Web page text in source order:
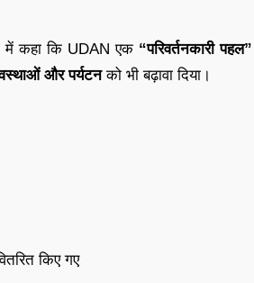
में कहा कि UDAN एक “परिवर्तनकारी पहल”
और पर्यटनको भी बढ़ावा दिया।
किए गए